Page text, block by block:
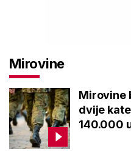
Mirovine
Mirovine
dvije
140.000